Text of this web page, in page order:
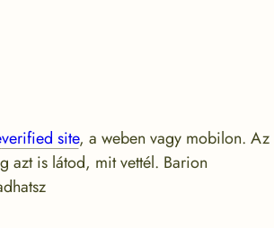
verified site, a weben vagy mobilon. Az
azt is látod, mit vettél. Barion